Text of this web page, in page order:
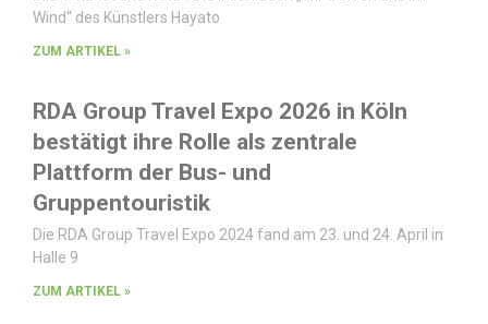
Wind“ des Künstlers Hayato
ZUM ARTIKEL »
RDA Group Travel Expo 2026 in Köln
bestätigt ihre Rolle als zentrale
Plattform der Bus- und
Gruppentouristik
Die RDA Group Travel Expo 2024 fand am 23. und 24. April in
Halle 9
ZUM ARTIKEL »